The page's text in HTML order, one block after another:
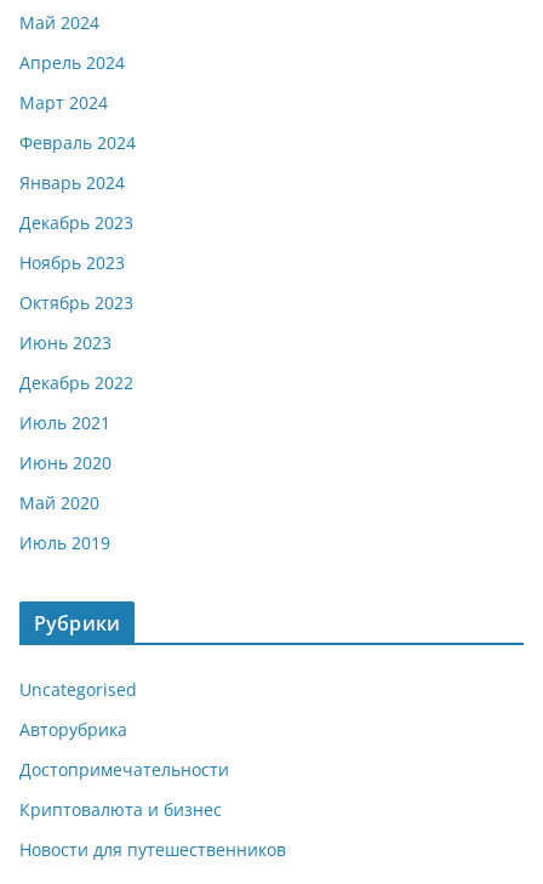
Май 2024
Апрель 2024
Март 2024
Февраль 2024
Январь 2024
Декабрь 2023
Ноябрь 2023
Октябрь 2023
Июнь 2023
Декабрь 2022
Июль 2021
Июнь 2020
Май 2020
Июль 2019
Рубрики
Uncategorised
Авторубрика
Достопримечательности
Криптовалюта и бизнес
Новости для путешественников